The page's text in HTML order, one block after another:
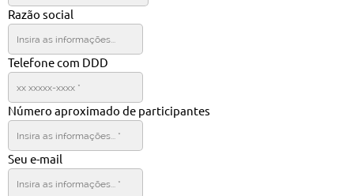
Razão social
Telefone com DDD
Número aproximado de participantes
Seu e-mail